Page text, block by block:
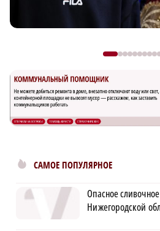
САМОЕ ПОПУЛЯРНОЕ
Опасное
Нижегородской